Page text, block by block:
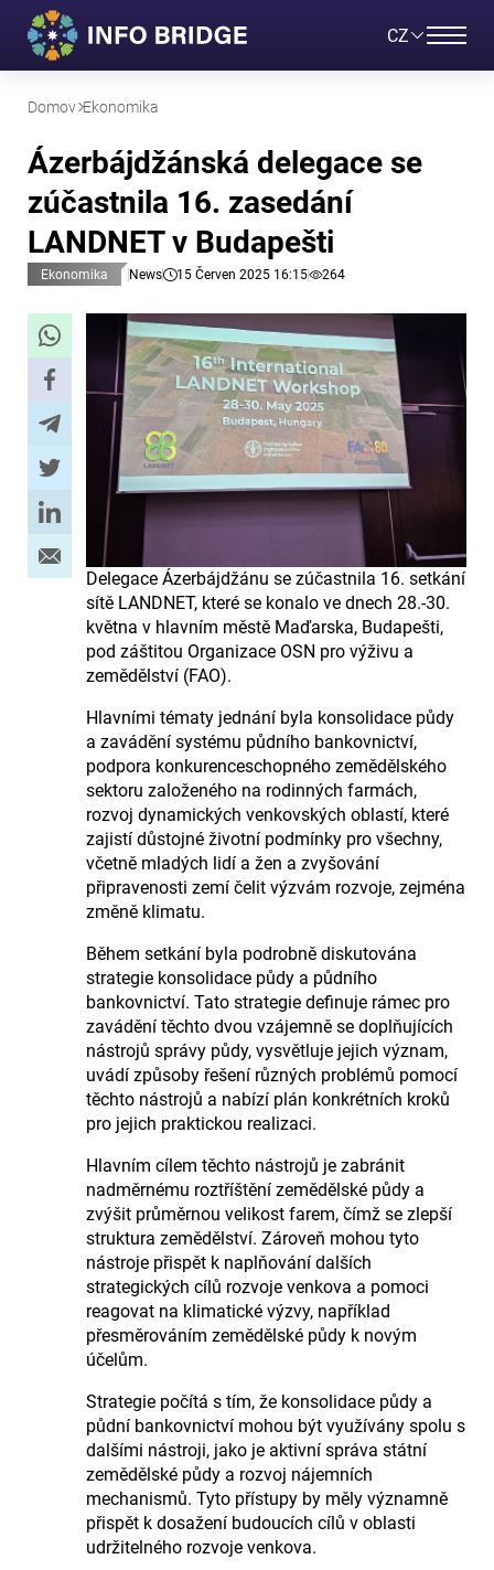
CZ
Domov Ekonomika
Ázerbájdžánská delegace se
zúčastnila 16. zasedání
LANDNET v Budapešti
Ekonomika News 15 Červen 2025 16:15 264
Delegace Ázerbájdžánu se zúčastnila 16. setkání
sítě LANDNET, které se konalo ve dnech 28.-30.
května v hlavním městě Maďarska, Budapešti,
pod záštitou Organizace OSN pro výživu a
zemědělství (FAO).
Hlavními tématy jednání byla konsolidace půdy
a zavádění systému půdního bankovnictví,
podpora konkurenceschopného zemědělského
sektoru založeného na rodinných farmách,
rozvoj dynamických venkovských oblastí, které
zajistí důstojné životní podmínky pro všechny,
včetně mladých lidí a žen a zvyšování
připravenosti zemí čelit výzvám rozvoje, zejména
změně klimatu.
Během setkání byla podrobně diskutována
strategie konsolidace půdy a půdního
bankovnictví. Tato strategie definuje rámec pro
zavádění těchto dvou vzájemně se doplňujících
nástrojů správy půdy, vysvětluje jejich význam,
uvádí způsoby řešení různých problémů pomocí
těchto nástrojů a nabízí plán konkrétních kroků
pro jejich praktickou realizaci.
Hlavním cílem těchto nástrojů je zabránit
nadměrnému roztříštění zemědělské půdy a
zvýšit průměrnou velikost farem, čímž se zlepší
struktura zemědělství. Zároveň mohou tyto
nástroje přispět k naplňování dalších
strategických cílů rozvoje venkova a pomoci
reagovat na klimatické výzvy, například
přesměrováním zemědělské půdy k novým
účelům.
Strategie počítá s tím, že konsolidace půdy a
půdní bankovnictví mohou být využívány spolu s
dalšími nástroji, jako je aktivní správa státní
zemědělské půdy a rozvoj nájemních
mechanismů. Tyto přístupy by měly významně
přispět k dosažení budoucích cílů v oblasti
udržitelného rozvoje venkova.